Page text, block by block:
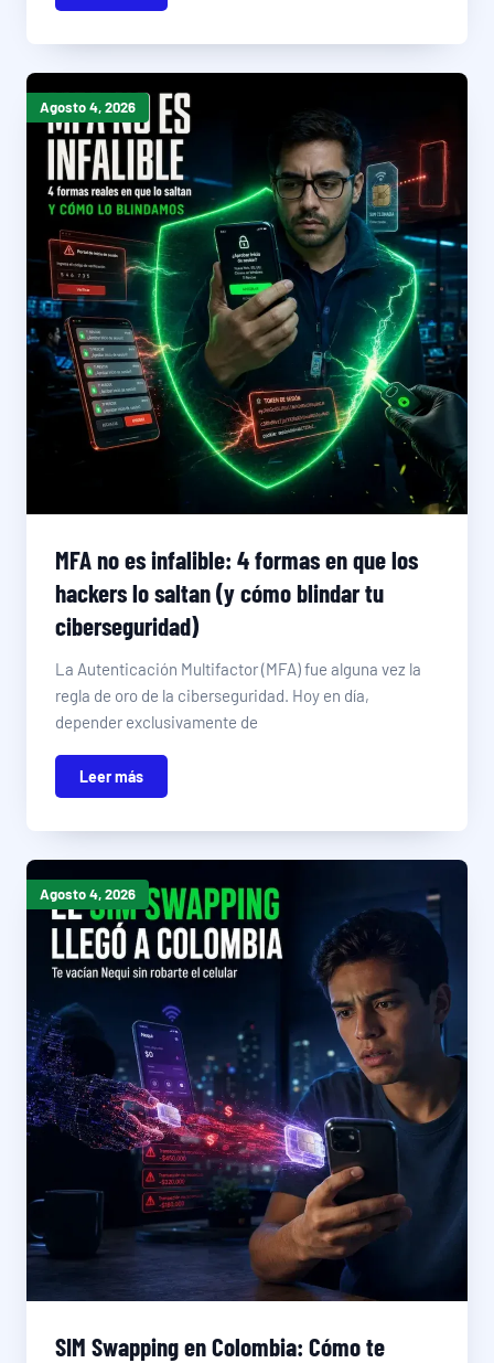
Agosto 4, 2026
MFA no es infalible: 4 formas en que los
hackers lo saltan (y cómo blindar tu
ciberseguridad)
La Autenticación Multifactor (MFA) fue alguna vez la
regla de oro de la ciberseguridad. Hoy en día,
depender exclusivamente de
Leer más
Agosto 4, 2026
SIM Swapping en Colombia: Cómo te